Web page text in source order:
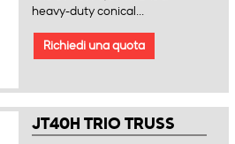
heavy-duty conical...
Richiedi una quota
JT40H TRIO TRUSS